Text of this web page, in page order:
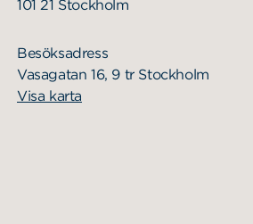
101 21 Stockholm
Besöksadress
Vasagatan 16, 9 tr Stockholm
Visa karta